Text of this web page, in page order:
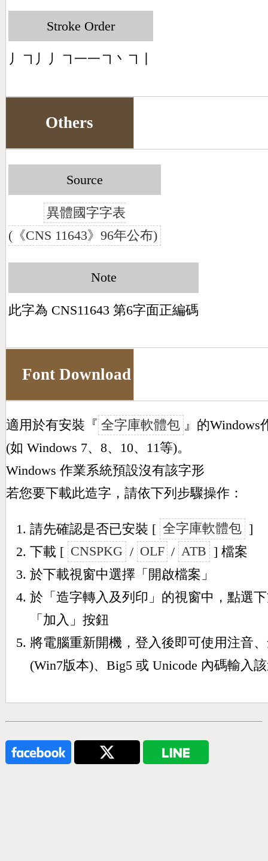
Stroke Order
丿㇕丿丿㇕一一㇕丶㇕丨
Others
Source
異體國字字表
(《CNS 11643》96年公布)
Note
此字為 CNS11643 第6字面正編碼
Font Download
適用於有安裝『 全字庫軟體包 』的Windows
(如 Windows 7、8、10、11等)。
Windows 作業系統預設沒有該字形
若您要下載此造字，請依下列步驟操作：
請先確認是否已安裝 [ 全字庫軟體包 ]
下載 [ CNSPKG / OLF / ATB ] 檔案
於下載視窗中選擇「開啟檔案」
於「造字轉入及列印」的視窗中，點選
「加入」按鈕
將電腦重新開機，登入後即可使用注音
(Win7版本)、Big5 或 Unicode 內碼輸入